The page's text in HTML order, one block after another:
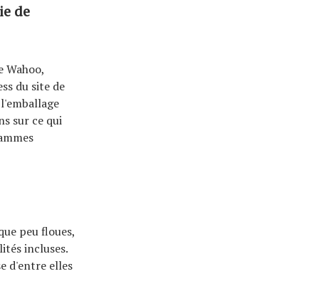
de
Wahoo,
du site de
sur ce qui
peu floues,
incluses.
d'entre elles